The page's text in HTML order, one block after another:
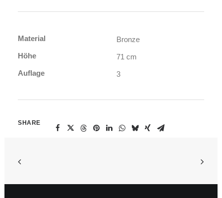
Material
Bronze
Höhe
71 cm
Auflage
3
SHARE